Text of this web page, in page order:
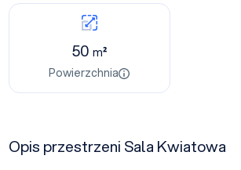
50 m²
Powierzchnia
Opis przestrzeni Sala Kwiatowa